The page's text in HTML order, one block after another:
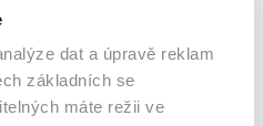
dat a úpravě reklam
základních se
máte režii ve
až na 6 zařízeních
na 6 zařízeních.